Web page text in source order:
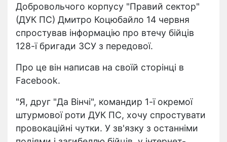
Добровольчого корпусу "Правий сектор"
(ДУК ПС) Дмитро Коцюбайло 14 червня
спростував інформацію про втечу бійців
128-ї бригади ЗСУ з передової.
Про це він написав на своїй сторінці в
Facebook.
"Я, друг "Да Вінчі", командир 1-ї окремої
штурмової роти ДУК ПС, хочу спростувати
провокаційні чутки. У зв'язку з останніми